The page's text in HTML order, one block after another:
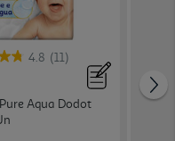
4.8 (11)
Aqua Dodot